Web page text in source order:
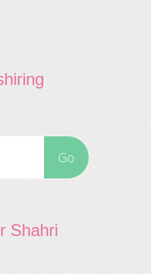
Shahri